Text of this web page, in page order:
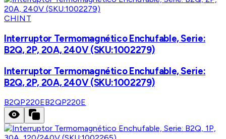
CHINT
Interruptor Termomagnético Enchufable, Serie:
B2Q, 2P, 20A, 240V (SKU:1002279)
Interruptor Termomagnético Enchufable, Serie:
B2Q, 2P, 20A, 240V (SKU:1002279)
B2QP220EB2QP220E